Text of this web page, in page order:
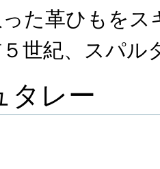
た革ひもをス
世紀、スパル
タレー